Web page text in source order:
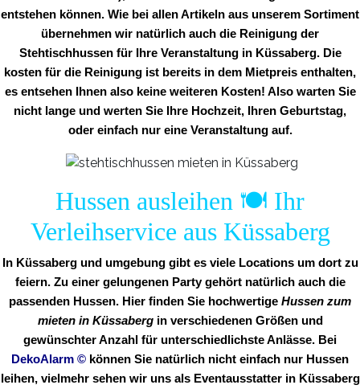
entstehen können. Wie bei allen Artikeln aus unserem Sortiment
übernehmen wir natürlich auch die Reinigung der
Stehtischhussen für Ihre Veranstaltung in Küssaberg. Die
kosten für die Reinigung ist bereits in dem Mietpreis enthalten,
es entsehen Ihnen also keine weiteren Kosten! Also warten Sie
nicht lange und werten Sie Ihre Hochzeit, Ihren Geburtstag,
oder einfach nur eine Veranstaltung auf.
Hussen ausleihen 🍽️ Ihr
Verleihservice aus Küssaberg
In Küssaberg und umgebung gibt es viele Locations um dort zu
feiern. Zu einer gelungenen Party gehört natürlich auch die
passenden Hussen. Hier finden Sie hochwertige Hussen zum
mieten in Küssabergin verschiedenen Größen und
gewünschter Anzahl für unterschiedlichste Anlässe. Bei
DekoAlarm © können Sie natürlich nicht einfach nur Hussen
leihen, vielmehr sehen wir uns als Eventausstatter in Küssaberg